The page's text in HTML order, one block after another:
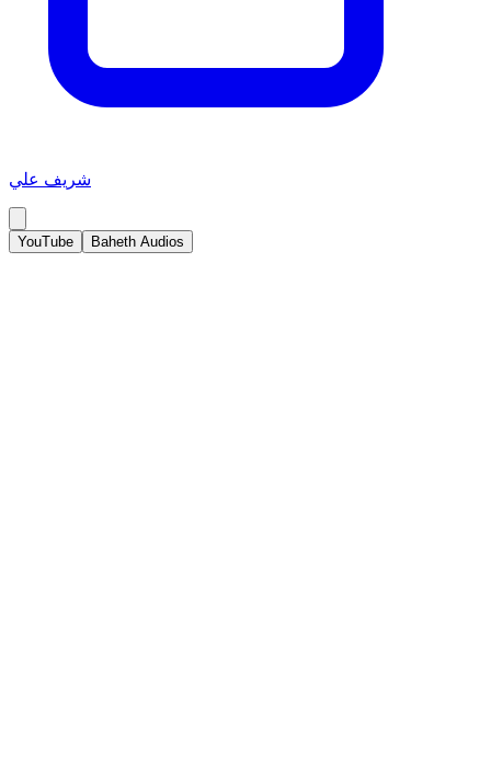
شريف علي
YouTube Baheth Audios